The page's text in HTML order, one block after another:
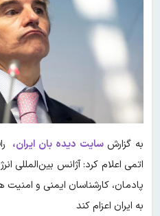
به گزارشسایت دیده بان ایران،
اتمی اعلام کرد: آژانس بین‌المللی
پادمان، کارشناسان ایمنی و امنیت
به ایران اعزام کند